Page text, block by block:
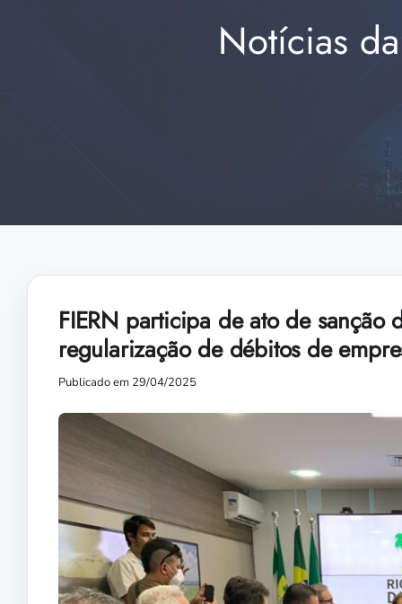
Notícias
FIERN participa de ato de
regularização de débitos de
Publicado em 29/04/2025